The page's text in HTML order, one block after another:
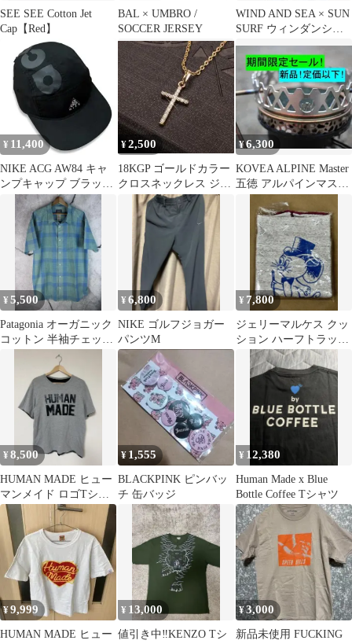
SEE SEE Cotton Jet
Cap【Red】
BAL × UMBRO /
SOCCER JERSEY
WIND AND SEA × SUN
SURF ウィンダンシー
サンサーフ
¥ 11,400
NIKE ACG AW84 キャ
ンプキャップ ブラック
5パネル
¥2,500
18KGP ゴールドカラー
クロスネックレス ジル
コニア
¥6,300
KOVEA ALPINE Master
五徳 アルパインマスタ
¥5,500
Patagonia オーガニック
コットン 半袖チェック
¥6,800
NIKE ゴルフジョガー
パンツM
¥ 7,800
ジェリーマルケス クッ
ション ハーフトラック
ジェリー鵜飼 ネイタル
デザイン
¥8,500
HUMAN MADE ヒュー
マンメイド ロゴTシャ
ツ グレー 初期 L 超
希少
¥ 1,555
BLACKPINK ピンバッ
チ 缶バッジ
¥ 12,380
Human Made x Blue
Bottle Coffee Tシャツ
¥9,999
HUMAN MADE ヒュー
¥ 13,000
値引き中‼️KENZO Tシ
¥3,000
新品未使用 FUCKING